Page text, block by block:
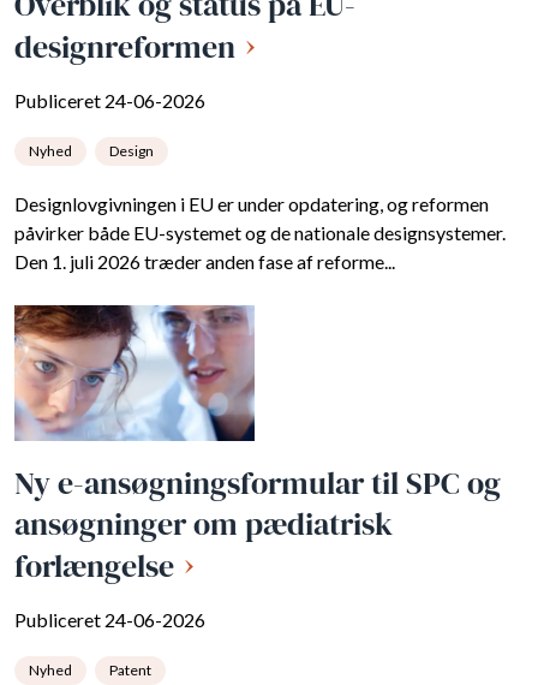
designreformen
Publiceret 24-06-2026
Nyhed Design
Designlovgivningen i EU er under opdatering, og reformen
påvirker både EU-systemet og de nationale designsystemer.
Den 1. juli 2026 træder anden fase af reforme...
Ny e-ansøgningsformular til SPC og
ansøgninger om pædiatrisk
forlængelse
Publiceret 24-06-2026
Nyhed Patent